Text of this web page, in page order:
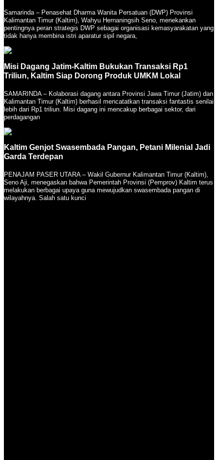
Samarinda – Penasehat Dharma Wanita Persatuan (DWP) Provinsi
Kalimantan Timur (Kaltim), Wahyu Hernaningsih Seno, menekankan
pentingnya peran strategis DWP sebagai organisasi kemasyarakatan yang
tidak hanya membina istri aparatur sipil negara,
Misi Dagang Jatim-Kaltim Bukukan Transaksi Rp1
Triliun, Kaltim Siap Dorong Produk UMKM Lokal
SAMARINDA – Kolaborasi dagang antara Provinsi Jawa Timur (Jatim) dan
Kalimantan Timur (Kaltim) berhasil mencatatkan transaksi fantastis senilai
lebih dari Rp1 triliun. Misi dagang ini mencakup berbagai sektor, dari
perdagangan
Kaltim Genjot Swasembada Pangan, Petani Milenial Jadi
Garda Terdepan
PENAJAM PASER UTARA – Wakil Gubernur Kalimantan Timur (Kaltim),
Seno Aji, menegaskan bahwa Pemerintah Provinsi (Pemprov) Kaltim terus
melakukan berbagai upaya guna mewujudkan swasembada pangan di
wilayahnya. Salah satu kunci